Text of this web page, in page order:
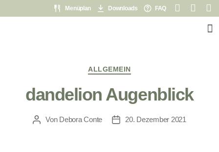
Menüplan Downloads FAQ
ALLGEMEIN
dandelion Augenblick
Von Debora Conte 20. Dezember 2021